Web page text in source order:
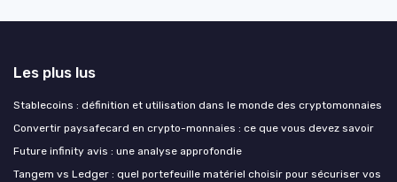
Les plus lus
Stablecoins : définition et utilisation dans le monde des cryptomonnaies
Convertir paysafecard en crypto-monnaies : ce que vous devez savoir
Future infinity avis : une analyse approfondie
Tangem vs Ledger : quel portefeuille matériel choisir pour sécuriser vos